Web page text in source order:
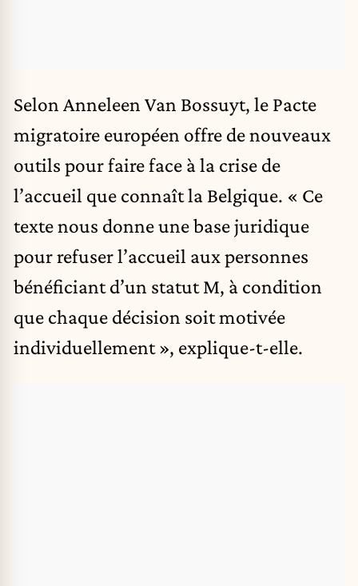
Selon Anneleen Van Bossuyt, le Pacte
migratoire européen offre de nouveaux
outils pour faire face à la crise de
l’accueil que connaît la Belgique. « Ce
texte nous donne une base juridique
pourrefuser l’accueil aux personnes
bénéficiant d’un statut M, à condition
que chaque décision soit motivée
individuellement », explique-t-elle.